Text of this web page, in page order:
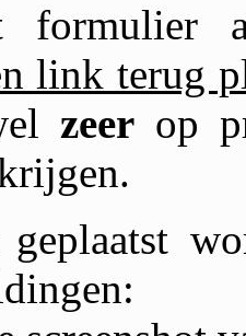
formulier
link terug
zeer op